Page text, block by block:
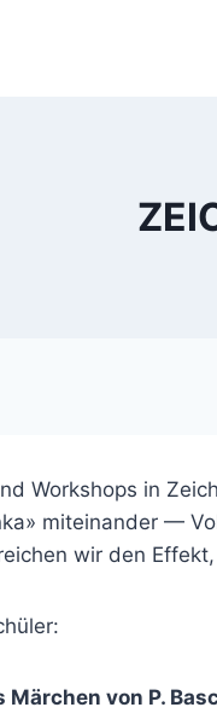
Workshops in
miteinander —
wir den
von P.